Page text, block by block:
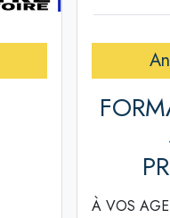
À VOS